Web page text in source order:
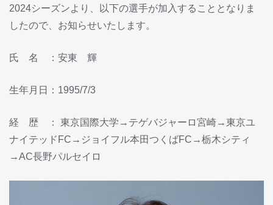
2024シーズンより、以下の選手が加入することとなりま
したので、お知らせいたします。
氏 名 ：安東 輝
生年月日：1995/7/3
経 歴 ： 東京国際大学→テゲバジャーロ宮崎→東京ユ
ナイテッドFC→ジョイフル本田つくばFC→栃木シティ
→AC長野パルセイロ